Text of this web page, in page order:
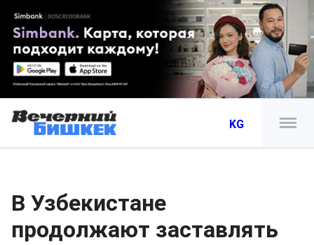
KG
В Узбекистане
продолжают заставлять